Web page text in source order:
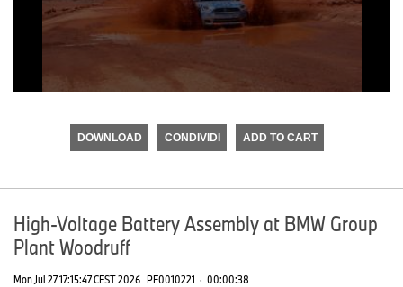
DOWNLOAD CONDIVIDI ADD TO CART
High-Voltage Battery Assembly at BMW Group
Plant Woodruff
Mon Jul 27 17:15:47 CEST 2026 PF0010221 · 00:00:38